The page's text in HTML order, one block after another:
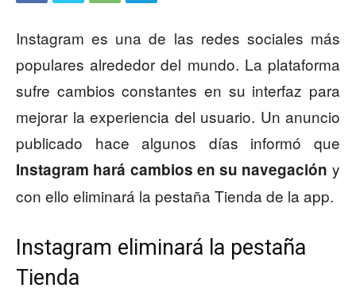
Instagram es una de las redes sociales más
populares alrededor del mundo. La plataforma
sufre cambios constantes en su interfaz para
mejorar la experiencia del usuario. Un anuncio
publicado hace algunos días informó que
Instagram hará cambios en su navegación y
con ello eliminará la pestaña Tienda de la app.
Instagram eliminará la pestaña
Tienda